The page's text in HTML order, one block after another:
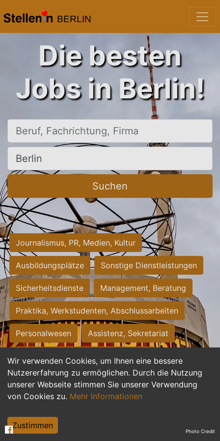
BERLIN
Wir verwenden Cookies, um Ihnen eine bessere
Nutzererfahrung zu ermöglichen. Durch die Nutzung
unserer Webseite stimmen Sie unserer Verwendung
von Cookies zu. Mehr Informationen
Zustimmen
Die besten
Jobs in Berlin!
Beruf, Fachrichtung, Firma
Ort, Stadt
Suchen
Journalismus, PR, Medien, Kultur
Ausbildungsplätze Sonstige Dienstleistungen
Sicherheitsdienste Management, Beratung
Praktika, Werkstudenten, Abschlussarbeiten
Personalwesen Assistenz, Sekretariat
Hilfskräfte, Aushilfs- und Nebenjobs
Einkauf, Logistik, Materialwirtschaft
Weiterbildung, Studium, duale Ausbildung
Tourismus
Photo Credit